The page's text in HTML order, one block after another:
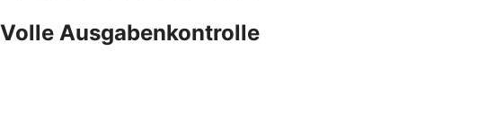
Volle Ausgabenkontrolle